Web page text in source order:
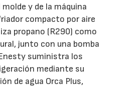
y de la máquina
compacto por aire
propano (R290) como
junto con una bomba
suministra los
mediante su
de agua Orca Plus,